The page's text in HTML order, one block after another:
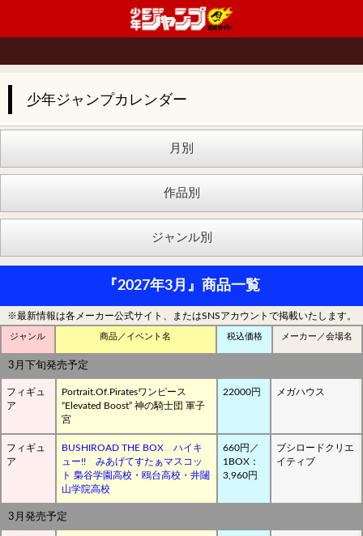
少年ジャンプカレンダー
『2027年3月』商品一覧
※最新情報は各メーカー公式サイト、またはSNSアカウントで掲載いたします。
ジャンル 商品／イベント名 税込価格 メーカー／会場名
3月下旬発売予定
フィギュ
ア
Portrait.Of.Piratesワンピース
“Elevated Boost” 神の騎士団 軍子
宮
22000円 メガハウス
フィギュ
ア
BUSHIROAD THE BOX ハイキ
ュー!! みあげてすたぁマスコッ
ト 梟谷学園高校・鴎台高校・井闥
山学院高校
660円／
1BOX：
3,960円
ブシロードクリエ
イティブ
3月発売予定